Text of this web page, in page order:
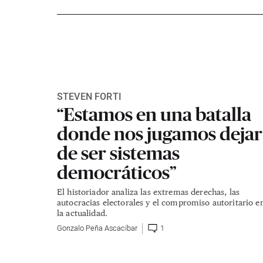
STEVEN FORTI
“Estamos en una batalla
donde nos jugamos dejar
de ser sistemas
democráticos”
El historiador analiza las extremas derechas, las
autocracias electorales y el compromiso autoritario
la actualidad.
Gonzalo Peña Ascacíbar 1